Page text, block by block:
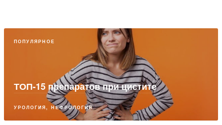
ПОПУЛЯРНОЕ
ТОП-15 препаратов при цистите
УРОЛОГИЯ, НЕФРОЛОГИЯ